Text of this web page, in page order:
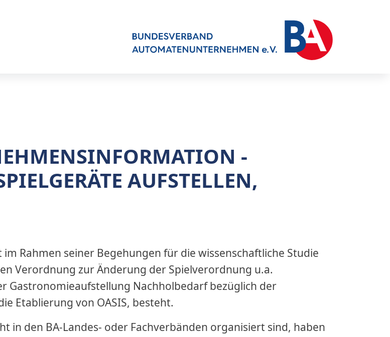
-
AUFSTELLEN,
Rahmen seiner Begehungen für die wissenschaftliche Studie
Verordnung zur Änderung der Spielverordnung u.a.
Gastronomieaufstellung Nachholbedarf bezüglich der
Etablierung von OASIS, besteht.
in den BA-Landes- oder Fachverbänden organisiert sind, haben